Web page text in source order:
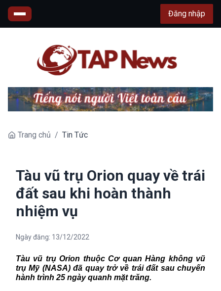
Đăng nhập
Trang chủ / Tin Tức
Tàu vũ trụ Orion quay về trái
đất sau khi hoàn thành
nhiệm vụ
Ngày đăng: 13/12/2022
Tàu vũ trụ Orion thuộc Cơ quan Hàng không vũ
trụ Mỹ (NASA) đã quay trở về trái đất sau chuyến
hành trình 25 ngày quanh mặt trăng.